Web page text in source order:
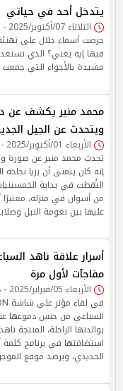
يتدخل أحد في حياتي
الثلاثاء 07/أكتوبر/2025 - 02:51 م
حرصت أسماء جلال على
فيها إيه يعني؟ الذي
مشيدة بالأجواء التي جمعت
محمد منير يكشف عن
ويتحدث عن الجيل
الأربعاء 01/أكتوبر/2025 - 01:35 م
تحدث محمد منير عن صورة
إنه كان يتمنى أن يريا
التُقطت في بداية
من أسوان في منزله،
عليها بين نعومة النيل
أسرار علاقة ناهد
مفاجآت لأول مرة
الأربعاء 05/فبراير/2025 - 10:08 ص
السباعي من حبس دموعها
بوالدتها الراحلة، المنتجة
استضافتها في برنامج كلمة
الحديدي، ويرصد موقع الموجز